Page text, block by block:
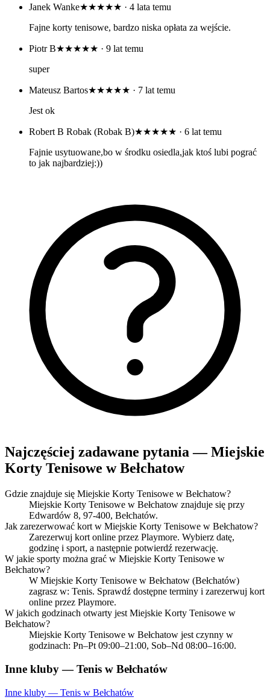
Janek Wanke★★★★★ · 4 lata temu
Fajne korty tenisowe, bardzo niska opłata za wejście.
Piotr B★★★★★ · 9 lat temu
super
Mateusz Bartos★★★★★ · 7 lat temu
Jest ok
Robert B Robak (Robak B)★★★★★ · 6 lat temu
Fajnie usytuowane,bo w środku osiedla,jak ktoś lubi pograć
to jak najbardziej:))
Najczęściej zadawane pytania — Miejskie
Korty Tenisowe w Bełchatow
Gdzie znajduje się Miejskie Korty Tenisowe w Bełchatow?
Miejskie Korty Tenisowe w Bełchatow znajduje się przy
Edwardów 8, 97-400, Bełchatów.
Jak zarezerwować kort w Miejskie Korty Tenisowe w Bełchatow?
Zarezerwuj kort online przez Playmore. Wybierz datę,
godzinę i sport, a następnie potwierdź rezerwację.
W jakie sporty można grać w Miejskie Korty Tenisowe w
Bełchatow?
W Miejskie Korty Tenisowe w Bełchatow (Bełchatów)
zagrasz w: Tenis. Sprawdź dostępne terminy i zarezerwuj kort
online przez Playmore.
W jakich godzinach otwarty jest Miejskie Korty Tenisowe w
Bełchatow?
Miejskie Korty Tenisowe w Bełchatow jest czynny w
godzinach: Pn–Pt 09:00–21:00, Sob–Nd 08:00–16:00.
Inne kluby — Tenis w Bełchatów
Inne kluby — Tenis w Bełchatów